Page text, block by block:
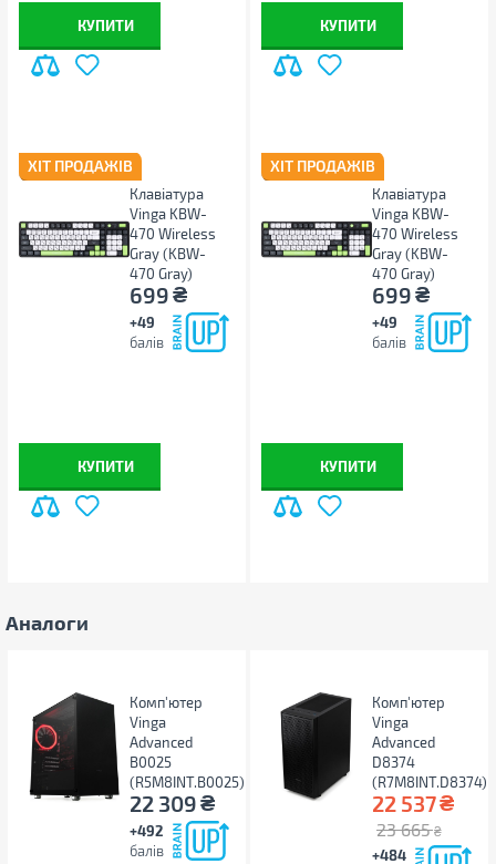
КУПИТИ КУПИТИ
ХІТ ПРОДАЖІВ
Клавіатура
Vinga KBW-
470 Wireless
Gray (KBW-
470 Gray)
699₴
+49
балів
КУПИТИ
ХІТ ПРОДАЖІВ
Клавіатура
Vinga KBW-
470 Wireless
Gray (KBW-
470 Gray)
699₴
+49
балів
КУПИТИ
Аналоги
Комп'ютер
Vinga
Advanced
B0025
(R5M8INT.B0025)
22 309₴
+492
балів
Комп'ютер
Vinga
Advanced
D8374
(R7M8INT.D8374)
22 537₴
23 665 ₴
+484